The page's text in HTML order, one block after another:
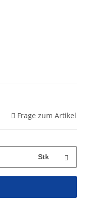
Frage zum Artikel
Stk